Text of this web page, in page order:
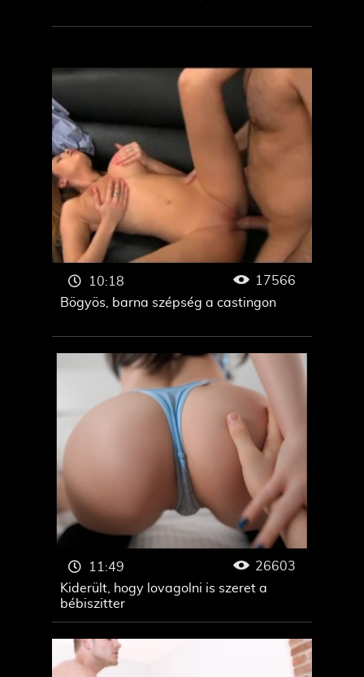
Bögyös, barna szépség a castingon
10:18 17566
Kiderült, hogy lovagolni is szeret a
bébiszitter
11:49 26603